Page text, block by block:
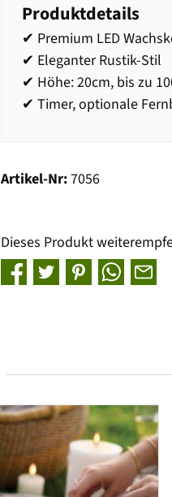
Produktdetails
✔ Premium LED
✔ Eleganter Rustik-Stil
✔ Höhe: 20cm, bis zu
✔ Timer, optionale
Artikel-Nr:7056
Dieses Produkt